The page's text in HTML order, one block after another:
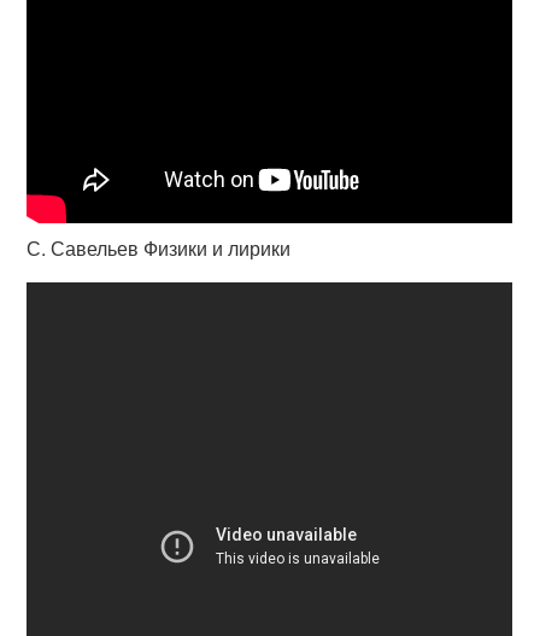
С. Савельев Физики и лирики